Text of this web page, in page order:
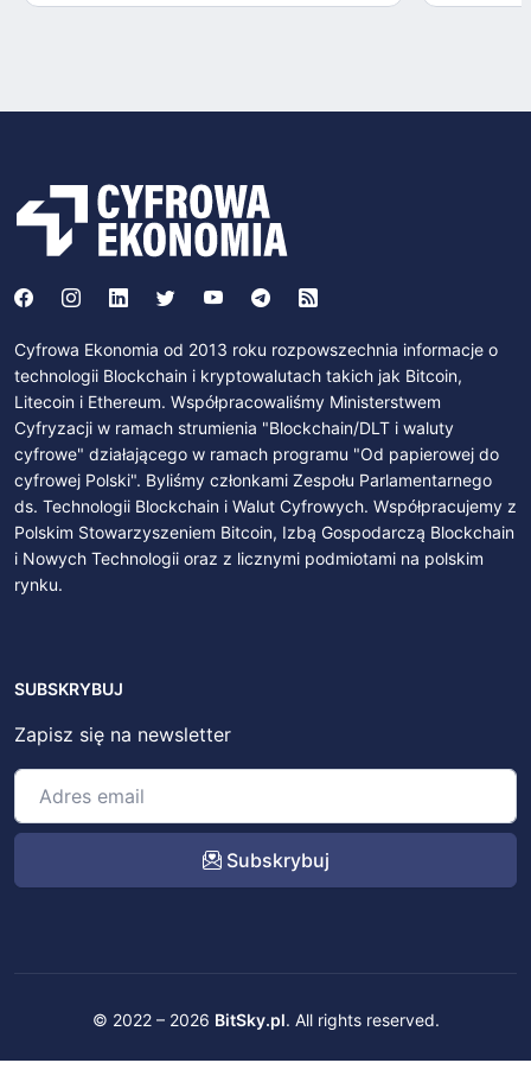
Cyfrowa Ekonomia od 2013 roku rozpowszechnia informacje o
technologii Blockchain i kryptowalutach takich jak Bitcoin,
Litecoin i Ethereum. Współpracowaliśmy Ministerstwem
Cyfryzacji w ramach strumienia "Blockchain/DLT i waluty
cyfrowe" działającego w ramach programu "Od papierowej do
cyfrowej Polski". Byliśmy członkami Zespołu Parlamentarnego
ds. Technologii Blockchain i Walut Cyfrowych. Współpracujemy z
Polskim Stowarzyszeniem Bitcoin, Izbą Gospodarczą Blockchain
i Nowych Technologii oraz z licznymi podmiotami na polskim
rynku.
SUBSKRYBUJ
Zapisz się na newsletter
Subskrybuj
© 2022 – 2026 BitSky.pl. All rights reserved.